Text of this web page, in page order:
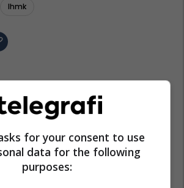
Ihmk
for your consent to use
data for the following
purposes: